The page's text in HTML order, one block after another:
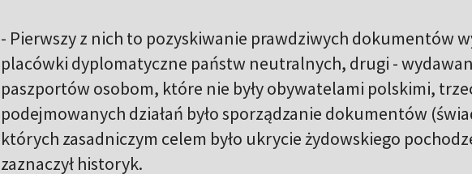
- Pierwszy z nich to pozyskiwanie prawdziwych dokumentów
placówki dyplomatyczne państw neutralnych, drugi -
paszportów osobom, które nie były obywatelami polskimi,
podejmowanych działań było sporządzanie dokumentów
których zasadniczym celem było ukrycie żydowskiego
zaznaczył historyk.